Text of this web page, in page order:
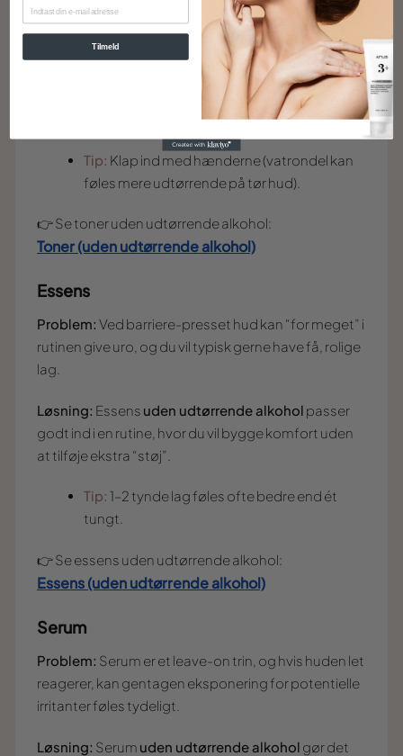
men ved sensitiv hud kan det også opleves som svie
eller stramhed.
uden udtørrende alkoholgør det
nemmere at holde dine leave-on trin mere
Tip: Klap ind med hænderne (vatrondel kan
føles mere udtørrende på tør hud).
👉 Se toner uden udtørrende alkohol:
Toner (uden udtørrende alkohol)
Essens
Problem: Ved barriere-presset hud kan “for meget” i
rutinen give uro, og du vil typisk gerne have få, rolige
lag.
Løsning: Essens uden udtørrende alkohol passer
godt ind i en rutine, hvor du vil bygge komfort uden
at tilføje ekstra “støj”.
Tip: 1–2 tynde lag føles ofte bedre end ét
tungt.
👉 Se essens uden udtørrende alkohol:
Essens (uden udtørrende alkohol)
Serum
Problem: Serum er et leave-on trin, og hvis huden let
reagerer, kan gentagen eksponering for potentielle
irritanter føles tydeligt.
Løsning: Serum uden udtørrende alkohol gør det
Tilmeld